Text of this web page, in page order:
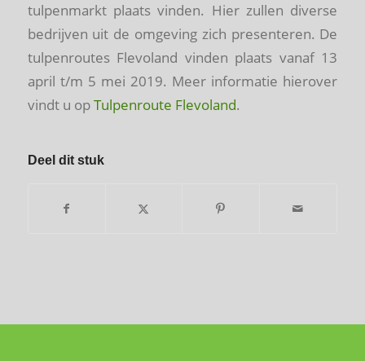
tulpenmarkt plaats vinden. Hier zullen diverse
bedrijven uit de omgeving zich presenteren. De
tulpenroutes Flevoland vinden plaats vanaf 13
april t/m 5 mei 2019. Meer informatie hierover
vindt u opTulpenroute Flevoland.
Deel dit stuk